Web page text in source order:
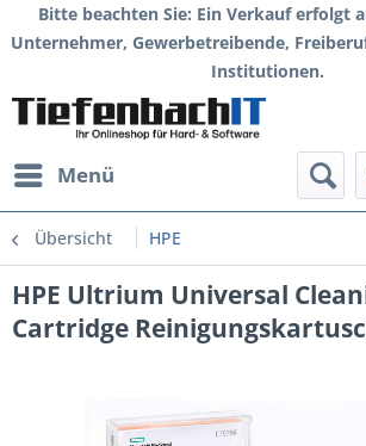
Bitte beachten Sie: Ein Verkauf erfolgt
Unternehmer, Gewerbetreibende,
Institutionen.
Menü
Übersicht HPE
HPE Ultrium Universal
Cartridge